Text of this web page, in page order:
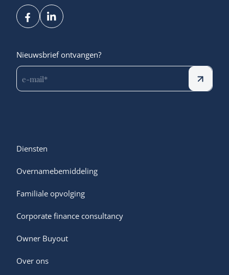
Nieuwsbrief ontvangen?
Diensten
Overnamebemiddeling
Familiale opvolging
Corporate finance consultancy
Owner Buyout
Over ons